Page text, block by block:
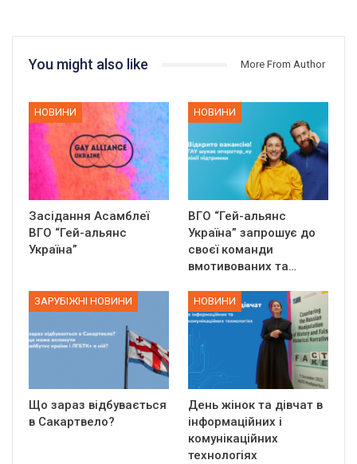
You might also like More From Author
НОВИНИ
Засідання Асамблеї
ВГО “Гей-альянс
Україна”
НОВИНИ
ВГО “Гей-альянс
Україна” запрошує до
своєї команди
вмотивованих та…
ЗАРУБІЖНІ НОВИНИ
Що зараз відбувається
в Сакартвело?
НОВИНИ
День жінок та дівчат в
інформаційних і
комунікаційних
технологіях